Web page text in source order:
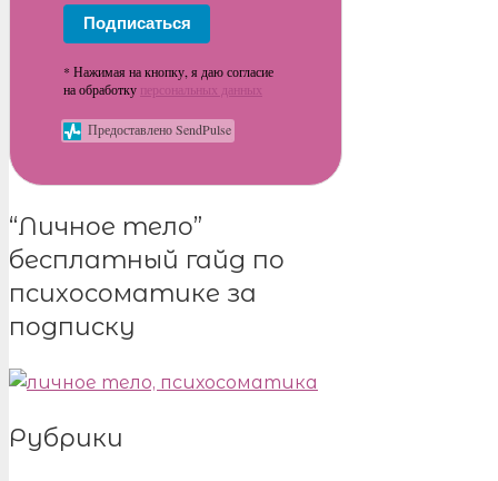
Подписаться
* Нажимая на кнопку, я даю согласие
на обработку персональных данных
Предоставлено SendPulse
“Личное тело”
бесплатный гайд по
психосоматике за
подписку
Рубрики